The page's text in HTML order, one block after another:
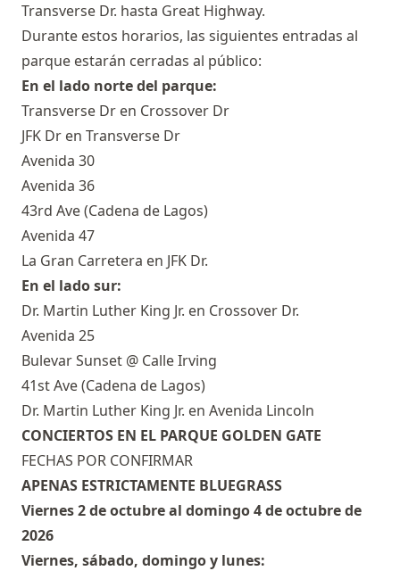
Transverse Dr. hasta Great Highway.
Durante estos horarios, las siguientes entradas al
parque estarán cerradas al público:
En el lado norte del parque:
Transverse Dr en Crossover Dr
JFK Dr en Transverse Dr
Avenida 30
Avenida 36
43rd Ave (Cadena de Lagos)
Avenida 47
La Gran Carretera en JFK Dr.
En el lado sur:
Dr. Martin Luther King Jr. en Crossover Dr.
Avenida 25
Bulevar Sunset @ Calle Irving
41st Ave (Cadena de Lagos)
Dr. Martin Luther King Jr. en Avenida Lincoln
CONCIERTOS EN EL PARQUE GOLDEN GATE
FECHAS POR CONFIRMAR
APENAS ESTRICTAMENTE BLUEGRASS
Viernes 2 de octubre al domingo 4 de octubre de
2026
Viernes, sábado, domingo y lunes: